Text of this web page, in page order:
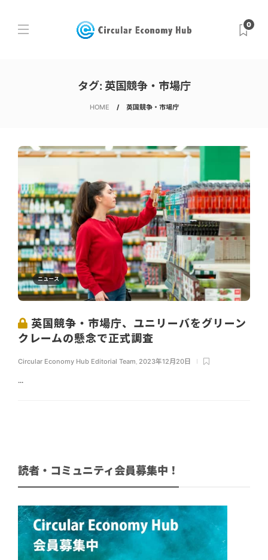
0
タグ: 英国競争・市場庁
HOME 英国競争・市場庁
ニュース
英国競争・市場庁、ユニリーバをグリーン
クレームの懸念で正式調査
Circular Economy Hub Editorial Team 2023年12月20日
...
読者・コミュニティ会員募集中！